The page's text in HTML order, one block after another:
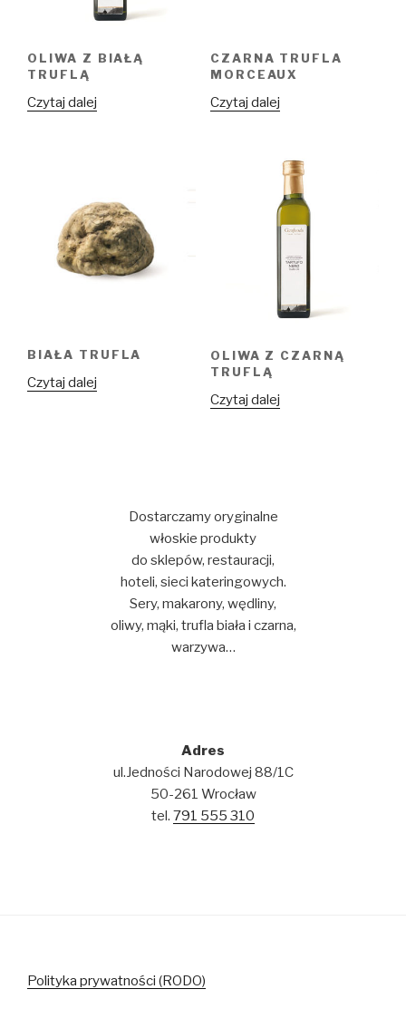
OLIWA Z BIAŁĄ
TRUFLĄ
Czytaj dalej
CZARNA TRUFLA
MORCEAUX
Czytaj dalej
BIAŁA TRUFLA
Czytaj dalej
OLIWA Z CZARNĄ
TRUFLĄ
Czytaj dalej
Dostarczamy oryginalne
włoskie produkty
do sklepów, restauracji,
hoteli, sieci kateringowych.
Sery, makarony, wędliny,
oliwy, mąki, trufla biała i czarna,
warzywa…
Adres
ul.Jedności Narodowej 88/1C
50-261 Wrocław
tel. 791 555 310
Polityka prywatności (RODO)